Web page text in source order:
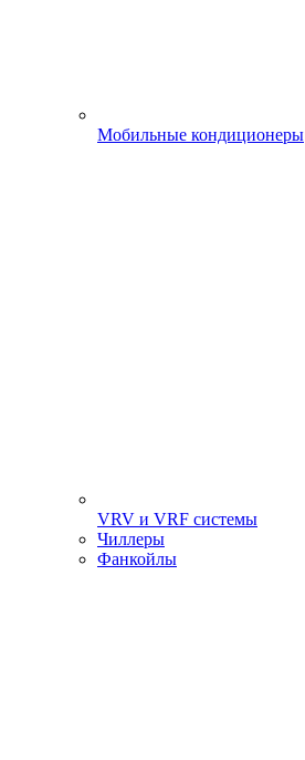
Мобильные кондиционеры
VRV и VRF системы
Чиллеры
Фанкойлы